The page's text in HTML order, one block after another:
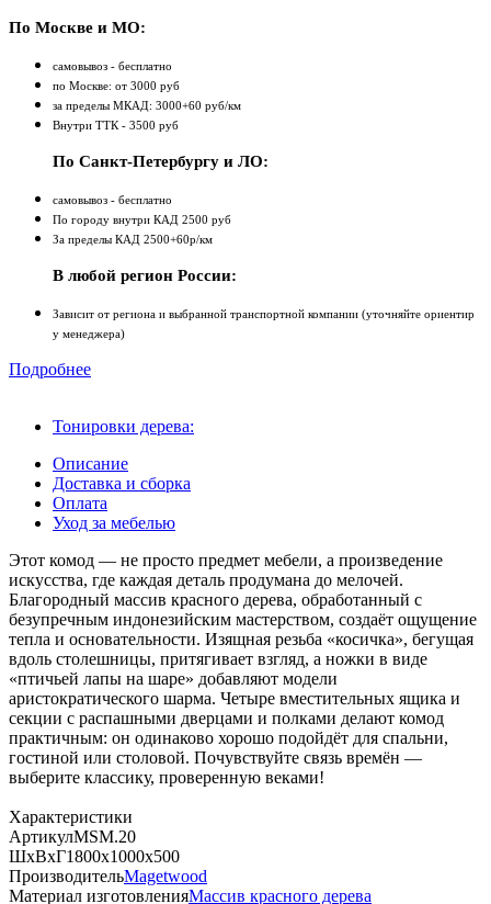
По Москве и МО:
самовывоз - бесплатно
по Москве: от 3000 руб
за пределы МКАД: 3000+60 руб/км
Внутри ТТК - 3500 руб
По Санкт-Петербургу и ЛО:
самовывоз - бесплатно
По городу внутри КАД 2500 руб
За пределы КАД 2500+60р/км
В любой регион России:
Зависит от региона и выбранной транспортной компании (уточняйте ориентир
у менеджера)
Подробнее
Тонировки дерева:
Описание
Доставка и сборка
Оплата
Уход за мебелью
Этот комод — не просто предмет мебели, а произведение
искусства, где каждая деталь продумана до мелочей.
Благородный массив красного дерева, обработанный с
безупречным индонезийским мастерством, создаёт ощущение
тепла и основательности. Изящная резьба «косичка», бегущая
вдоль столешницы, притягивает взгляд, а ножки в виде
«птичьей лапы на шаре» добавляют модели
аристократического шарма. Четыре вместительных ящика и
секции с распашными дверцами и полками делают комод
практичным: он одинаково хорошо подойдёт для спальни,
гостиной или столовой. Почувствуйте связь времён —
выберите классику, проверенную веками!
Характеристики
АртикулMSM.20
ШхВхГ1800х1000х500
ПроизводительMagetwood
Материал изготовленияМассив красного дерева